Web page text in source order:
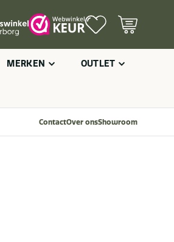
MERKEN OUTLET
ContactOver onsShowroom